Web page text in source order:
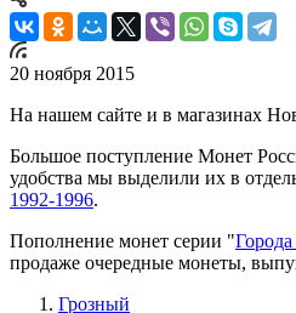
20 ноября 2015
На нашем сайте и в магазинах
Большое поступление Монет
удобства мы выделили их в
1992-1996.
Пополнение монет серии "
продаже очередные монеты,
Грозный